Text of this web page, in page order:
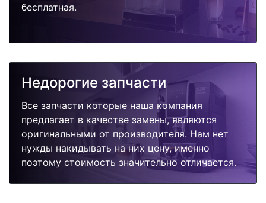
бесплатная.
Недорогие запчасти
Все запчасти которые наша компания
предлагает в качестве замены, являются
оригинальными от производителя. Нам нет
нужды накидывать на них цену, именно
поэтому стоимость значительно отличается.